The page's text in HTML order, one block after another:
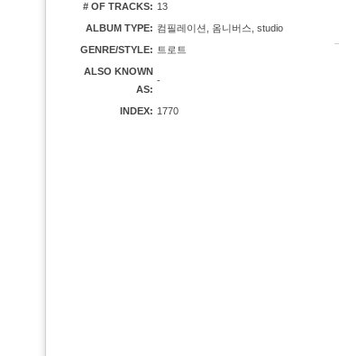
# OF TRACKS: 13
ALBUM TYPE: 컴필레이션, 옴니버스, studio
GENRE/STYLE: 트로트
ALSO KNOWN
AS:
-
INDEX: 1770